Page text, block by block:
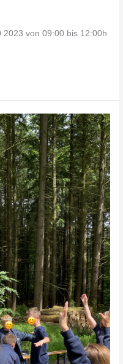
von 09:00 bis 12:00h